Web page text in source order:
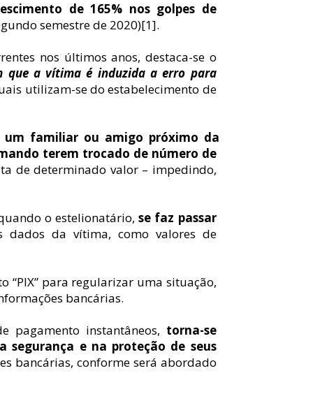
de 165% nos golpes de
semestre de 2020)[1].
nos últimos anos, destaca-se o
que a vítima é induzida a erro para
utilizam-se do estabelecimento de
um familiar ou amigo próximo da
terem trocado de número de
de determinado valor – impedindo,
o estelionatário, se faz passar
dados da vítima, como valores de
“PIX” para regularizar uma situação,
bancárias.
pagamento instantâneos, torna-se
segurança e na proteção de seus
bancárias, conforme será abordado